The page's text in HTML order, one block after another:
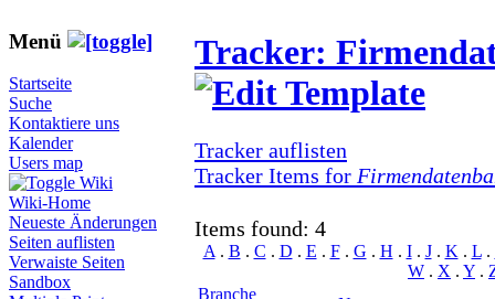
Menü
Startseite
Suche
Kontaktiere uns
Kalender
Users map
Wiki
Wiki-Home
Neueste Änderungen
Seiten auflisten
Verwaiste Seiten
Sandbox
Tracker:
Tracker auflisten
Tracker Items for
Items found: 4
A . B . C . D . E . F. G . H . I. J. K . L.
W . X . Y .
Branche